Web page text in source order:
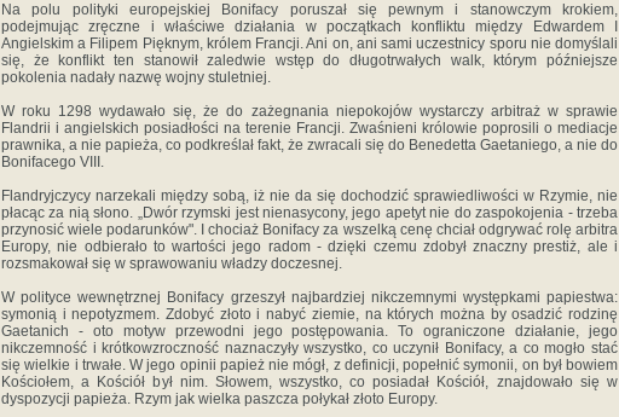
Na polu polityki europejskiej Bonifacy poruszał się pewnym i stanowczym krokiem,
podejmując zręczne i właściwe działania w początkach konfliktu między Edwardem I
Angielskim a Filipem Pięknym, królem Francji. Ani on, ani sami uczestnicy sporu nie domyślali
się, że konflikt ten stanowił zaledwie wstęp do długotrwałych walk, którym późniejsze
pokolenia nadały nazwę wojny stuletniej.
W roku 1298 wydawało się, że do zażegnania niepokojów wystarczy arbitraż w sprawie
Flandrii i angielskich posiadłości na terenie Francji. Zwaśnieni królowie poprosili o mediacje
prawnika, a nie papieża, co podkreślał fakt, że zwracali się do Benedetta Gaetaniego, a nie do
Bonifacego VIII.
Flandryjczycy narzekali między sobą, iż nie da się dochodzić sprawiedliwości w Rzymie, nie
płacąc za nią słono. „Dwór rzymski jest nienasycony, jego apetyt nie do zaspokojenia - trzeba
przynosić wiele podarunków". I chociaż Bonifacy za wszelką cenę chciał odgrywać rolę arbitra
Europy, nie odbierało to wartości jego radom - dzięki czemu zdobył znaczny prestiż, ale i
rozsmakował się w sprawowaniu władzy doczesnej.
W polityce wewnętrznej Bonifacy grzeszył najbardziej nikczemnymi występkami papiestwa:
symonią i nepotyzmem. Zdobyć złoto i nabyć ziemie, na których można by osadzić rodzinę
Gaetanich - oto motyw przewodni jego postępowania. To ograniczone działanie, jego
nikczemność i krótkowzroczność naznaczyły wszystko, co uczynił Bonifacy, a co mogło stać
się wielkie i trwałe. W jego opinii papież nie mógł, z definicji, popełnić symonii, on był bowiem
Kościołem, a Kościół był nim. Słowem, wszystko, co posiadał Kościół, znajdowało się w
dyspozycji papieża. Rzym jak wielka paszcza połykał złoto Europy.